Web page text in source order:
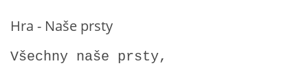
VÝTVARNÉ AKTIVITY - PODZIM
Hra - Naše prsty
Všechny naše prsty,